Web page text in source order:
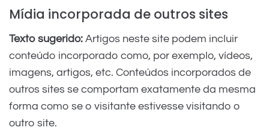
Mídia incorporada de outros sites
Texto sugerido: Artigos neste site podem incluir
conteúdo incorporado como, por exemplo, vídeos,
imagens, artigos, etc. Conteúdos incorporados de
outros sites se comportam exatamente da mesma
forma como se o visitante estivesse visitando o
outro site.